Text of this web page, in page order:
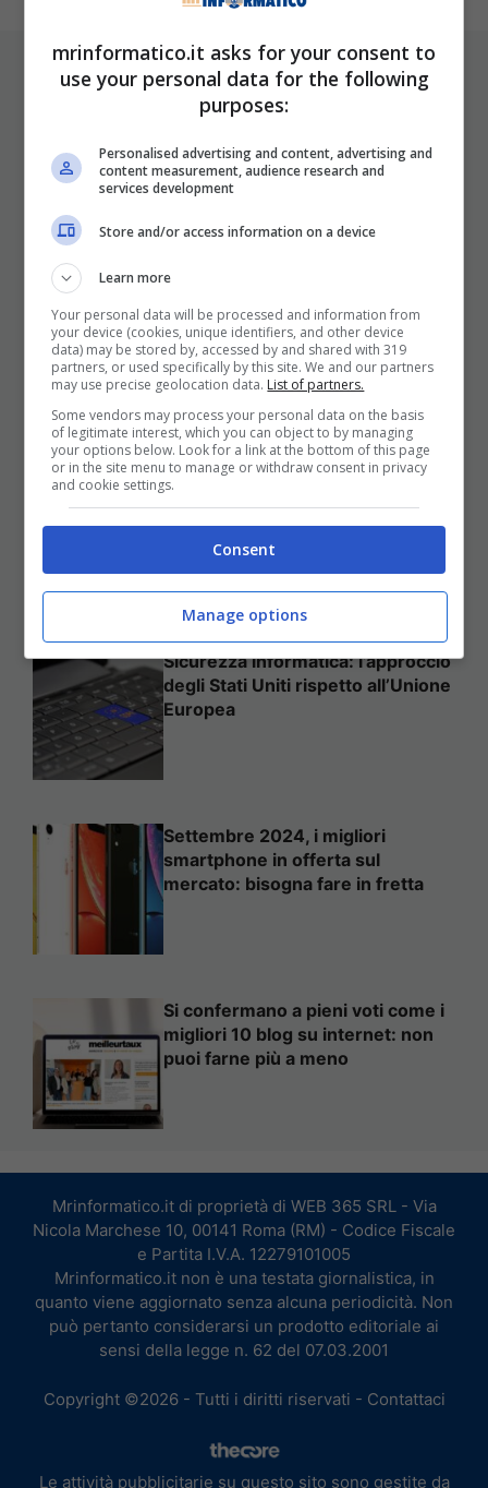
ULTIMI ARTICOLI
I Pro E I Contro Di Una Nuova Moda
Che Punta A Cambiare Il Tabacco
Per Sempre
25 Novembre 2025
Come mettere in sicurezza il
proprio sito web
Sicurezza informatica: l’approccio
degli Stati Uniti rispetto all’Unione
Europea
Settembre 2024, i migliori
smartphone in offerta sul
mercato: bisogna fare in fretta
Si confermano a pieni voti come i
migliori 10 blog su internet: non
puoi farne più a meno
Mrinformatico.it di proprietà di WEB 365 SRL - Via
Nicola Marchese 10, 00141 Roma (RM) - Codice Fiscale
e Partita I.V.A. 12279101005
Mrinformatico.it non è una testata giornalistica, in
quanto viene aggiornato senza alcuna periodicità. Non
può pertanto considerarsi un prodotto editoriale ai
sensi della legge n. 62 del 07.03.2001
Copyright ©2026 - Tutti i diritti riservati - Contattaci
Le attività pubblicitarie su questo sito sono gestite da
mrinformatico.it asks for your consent to
use your personal data for the following
purposes:
Personalised advertising and content, advertising and
content measurement, audience research and
services development
Store and/or access information on a device
Learn more
Your personal data will be processed and information from
your device (cookies, unique identifiers, and other device
data) may be stored by, accessed by and shared with 319
partners, or used specifically by this site. We and our partners
may use precise geolocation data. List of partners.
Some vendors may process your personal data on the basis
of legitimate interest, which you can object to by managing
your options below. Look for a link at the bottom of this page
or in the site menu to manage or withdraw consent in privacy
and cookie settings.
Consent
Manage options